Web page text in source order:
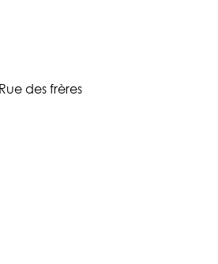
des frères